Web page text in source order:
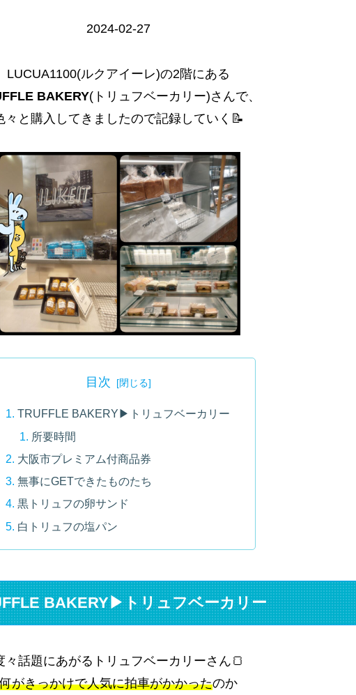
2024-02-27
LUCUA1100(ルクアイーレ)の2階にある
BAKERY(トリュフベーカリー)さんで、
々と購入してきましたので記録していく📝
目次
TRUFFLE BAKERY▶トリュフベーカリー
所要時間
大阪市プレミアム付商品券
無事にGETできたものたち
黒トリュフの卵サンド
白トリュフの塩パン
BAKERY▶トリュフベーカリー
々話題にあがるトリュフベーカリーさん🍞
何がきっかけで人気に拍車がかかったのか